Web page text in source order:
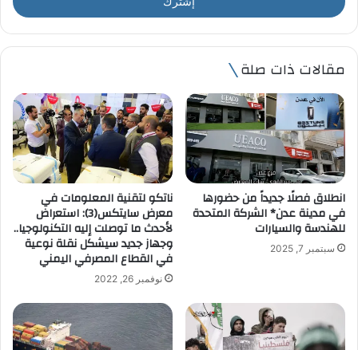
ر
د
ا
ل
إ
ل
ك
ر
و
ي
مقالات ذات صلة
انطلاق فصلًا جديداً من حضورها
في مدينة عدن* الشركة المتحدة
للهندسة والسيارات
سبتمبر 7, 2025
ناتكو لتقنية المعلومات في
معرض سايتكس(3): استعراض
لأحدث ما توصلت إليه التكنولوجيا..
وجهاز جديد سيشكل نقلة نوعية
في القطاع المصرفي اليمني
نوفمبر 26, 2022